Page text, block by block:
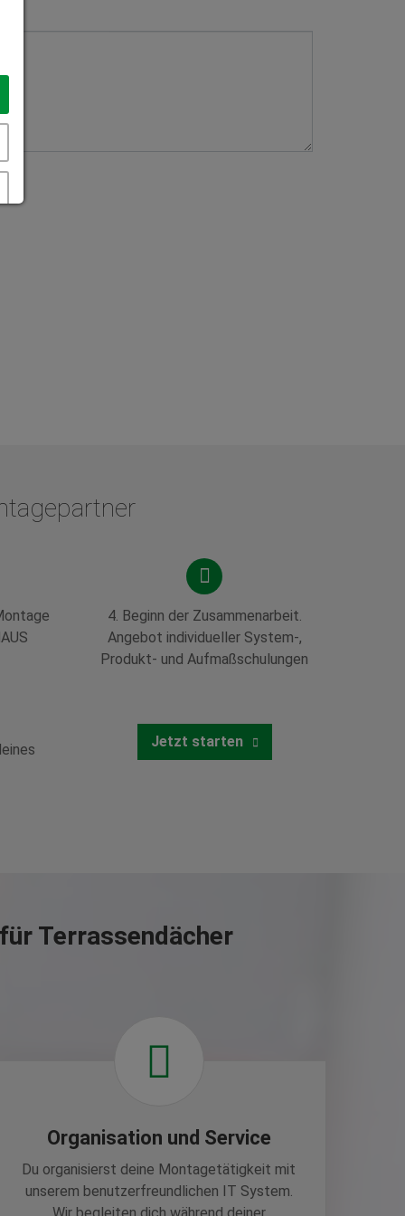
4. Beginn der Zusammenarbeit.
Angebot individueller System-,
Produkt- und Aufmaßschulungen
Jetzt starten
Terrassendächer
Organisation und Service
Du organisierst deine Montagetätigkeit mit
unserem benutzerfreundlichen IT System.